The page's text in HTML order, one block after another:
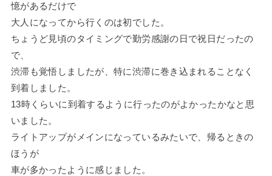
憶があるだけで
大人になってから行くのは初でした。
ちょうど見頃のタイミングで勤労感謝の日で祝日だったの
で、
渋滞も覚悟しましたが、特に渋滞に巻き込まれることなく
到着しました。
13時くらいに到着するように行ったのがよかったかなと思
いました。
ライトアップがメインになっているみたいで、帰るときの
ほうが
車が多かったように感じました。